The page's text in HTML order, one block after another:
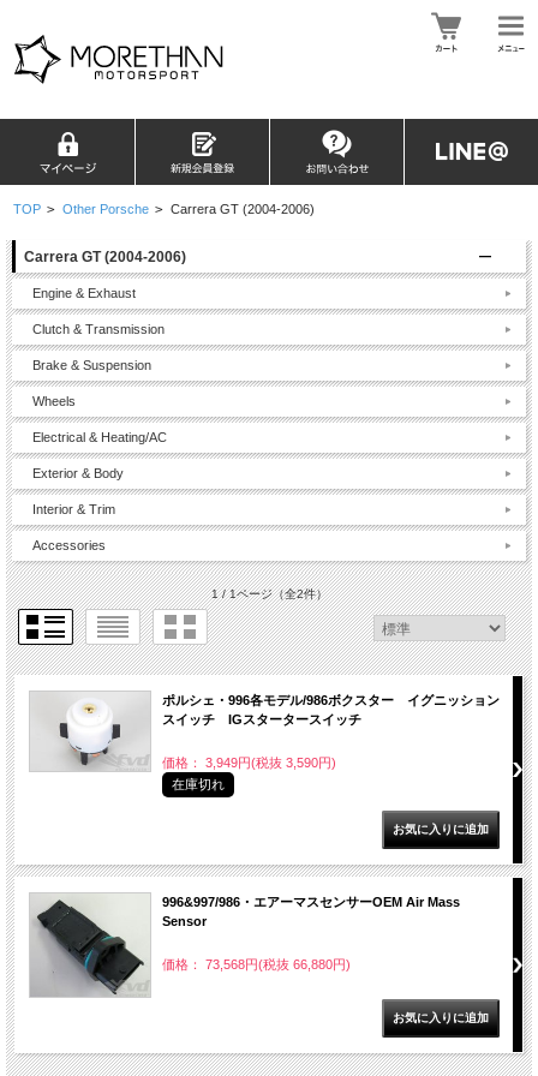
TOP > Other Porsche > Carrera GT (2004-2006)
Carrera GT (2004-2006)
Engine & Exhaust
Clutch & Transmission
Brake & Suspension
Wheels
Electrical & Heating/AC
Exterior & Body
Interior & Trim
Accessories
1 / 1ページ（全2件）
ポルシェ・996各モデル/986ボクスター イグニッション
スイッチ IGスタータースイッチ
価格： 3,949円(税抜 3,590円)
在庫切れ
996&997/986・エアーマスセンサーOEM Air Mass
Sensor
価格： 73,568円(税抜 66,880円)